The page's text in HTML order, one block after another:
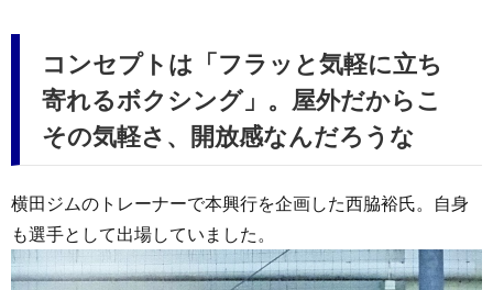
コンセプトは「フラッと気軽に立ち
寄れるボクシング」。屋外だからこ
その気軽さ、開放感なんだろうな
横田ジムのトレーナーで本興行を企画した西脇裕氏。自身
も選手として出場していました。